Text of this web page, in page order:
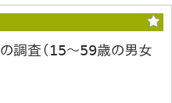
調査（15～59歳の男女